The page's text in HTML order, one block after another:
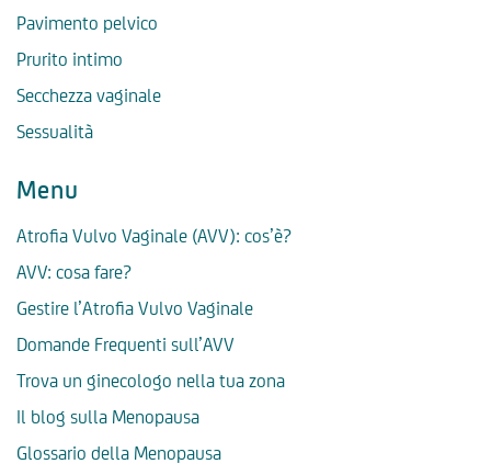
Pavimento pelvico
Prurito intimo
Secchezza vaginale
Sessualità
Menu
Atrofia Vulvo Vaginale (AVV): cos’è?
AVV: cosa fare?
Gestire l’Atrofia Vulvo Vaginale
Domande Frequenti sull’AVV
Trova un ginecologo nella tua zona
Il blog sulla Menopausa
Glossario della Menopausa